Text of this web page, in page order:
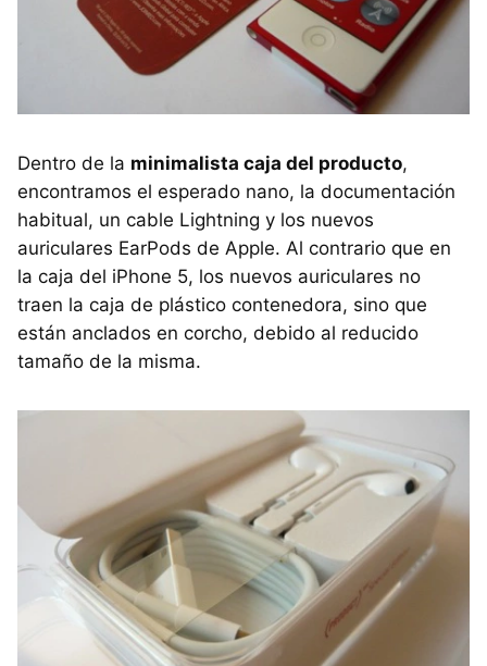
Dentro de la minimalista caja del producto,
encontramos el esperado nano, la documentación
habitual, un cable Lightning y los nuevos
auriculares EarPods de Apple. Al contrario que en
la caja del iPhone 5, los nuevos auriculares no
traen la caja de plástico contenedora, sino que
están anclados en corcho, debido al reducido
tamaño de la misma.